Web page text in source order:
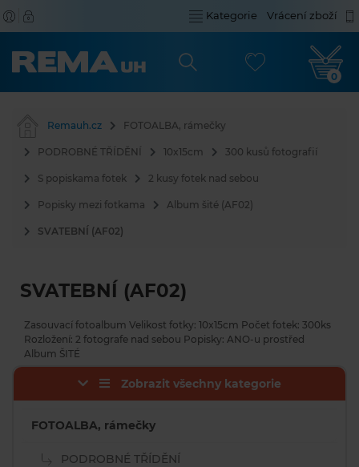
Kategorie Vrácení zboží
0
Remauh.cz FOTOALBA, rámečky
PODROBNÉ TŘÍDĚNÍ 10x15cm 300 kusů fotografií
S popiskama fotek 2 kusy fotek nad sebou
Popisky mezi fotkama Album šité (AF02)
SVATEBNÍ (AF02)
SVATEBNÍ (AF02)
Zasouvací fotoalbum Velikost fotky: 10x15cm Počet fotek: 300ks
Rozložení: 2 fotografe nad sebou Popisky: ANO-u prostřed
Album ŠITÉ
Zobrazit všechny kategorie
FOTOALBA, rámečky
PODROBNÉ TŘÍDĚNÍ